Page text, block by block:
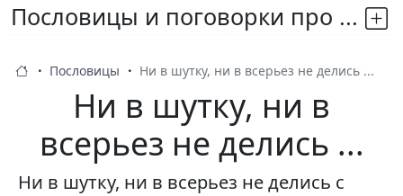
Пословицы и поговорки про ...
Пословицы Ни в шутку, ни в всерьез не делись ...
Ни в шутку, ни в
всерьез не делись ...
Ни в шутку, ни в всерьез не делись с